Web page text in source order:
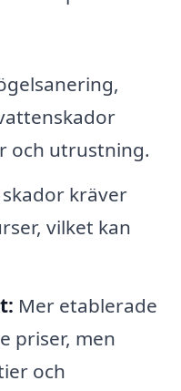
och utrustning.
kräver
vilket kan
Mer etablerade
priser, men
och